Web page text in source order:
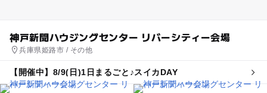
神戸新聞ハウジングセンター リバーシティー会場
兵庫県姫路市 / その他
【開催中】8/9(日)1日まるごと♪スイカDAY